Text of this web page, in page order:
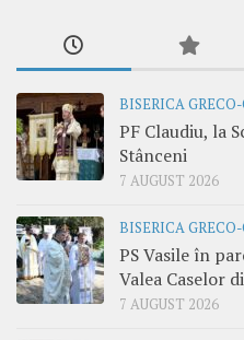
BISERICA
PF Claudiu, la
Stânceni
7 AUGUST 2026
BISERICA
PS Vasile în
Valea Caselor
7 AUGUST 2026